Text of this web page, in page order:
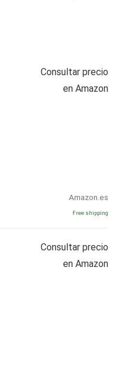
Consultar precio
en Amazon
Amazon.es
Free shipping
Consultar precio
en Amazon